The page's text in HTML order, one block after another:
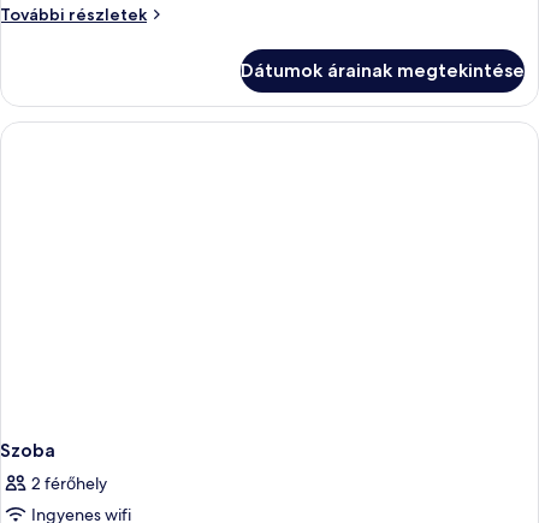
További részletek
Szoba
Dátumok árainak megtekintése
Szoba
2 férőhely
Ingyenes wifi